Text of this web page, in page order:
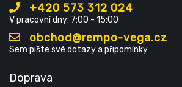
+420 573 312 024
V pracovní dny: 7:00 - 15:00
obchod@rempo-vega.cz
Sem pište své dotazy a připomínky
Doprava